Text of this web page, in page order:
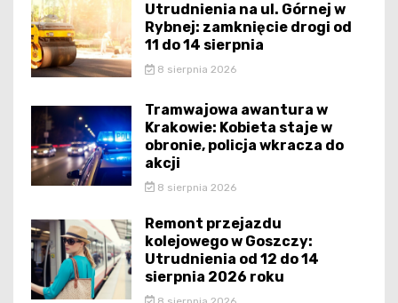
Utrudnienia na ul. Górnej w
Rybnej: zamknięcie drogi od
11 do 14 sierpnia
8 sierpnia 2026
Tramwajowa awantura w
Krakowie: Kobieta staje w
obronie, policja wkracza do
akcji
8 sierpnia 2026
Remont przejazdu
kolejowego w Goszczy:
Utrudnienia od 12 do 14
sierpnia 2026 roku